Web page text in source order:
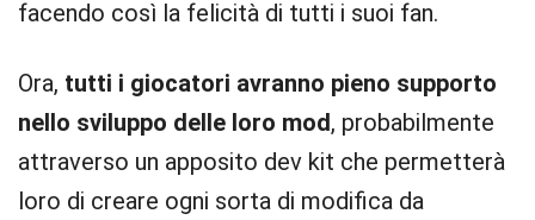
facendo così la felicità di tutti i suoi fan.
Ora, tutti i giocatori avranno pieno supporto
nello sviluppo delle loro mod, probabilmente
attraverso un apposito dev kit che permetterà
loro di creare ogni sorta di modifica da